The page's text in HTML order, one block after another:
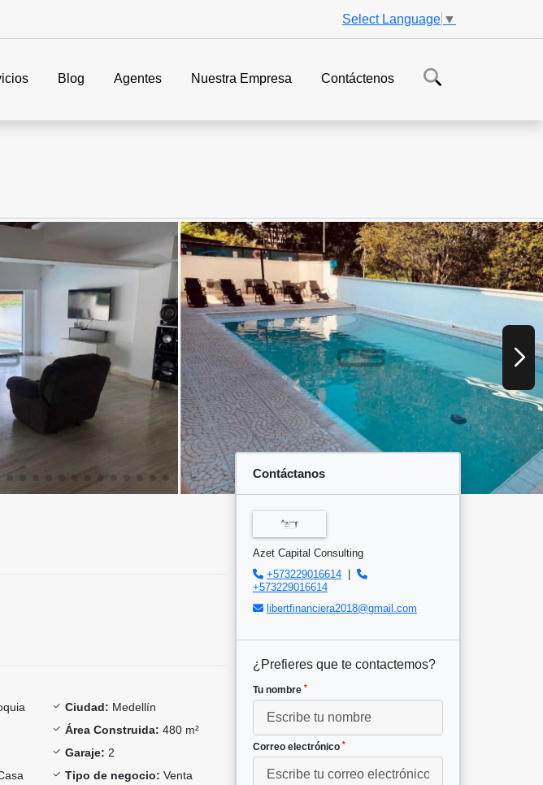
Select Language ▼
Blog Agentes Nuestra Empresa Contáctenos
Ciudad: Medellín
Área Construida: 480 m²
Garaje: 2
Tipo de negocio: Venta
Contáctanos
Azet Capital Consulting
+573229016614
+573229016614
libertfinanciera2018@gmail.com
¿Prefieres que te contactemos?
Tu nombre *
Correo electrónico *